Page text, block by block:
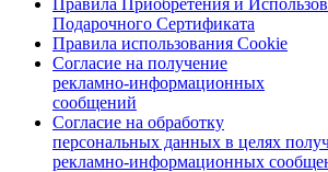
Подарочного Сертификата
Правила использования Cookie
Согласие на получение
рекламно-информационных
сообщений
Согласие на обработку
персональных данных в целях
рекламно-информационных